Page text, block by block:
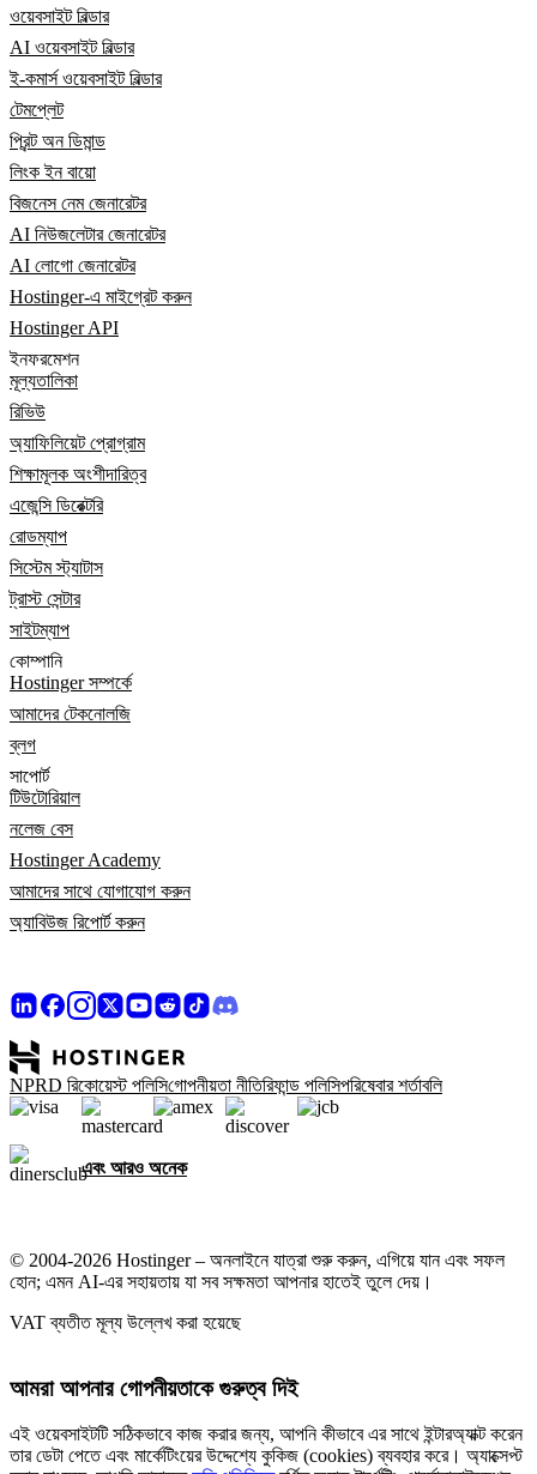
ওয়েবসাইট বিল্ডার
AI ওয়েবসাইট বিল্ডার
ই-কমার্স ওয়েবসাইট বিল্ডার
টেমপ্লেট
প্রিন্ট অন ডিমান্ড
লিংক ইন বায়ো
বিজনেস নেম জেনারেটর
AI নিউজলেটার জেনারেটর
AI লোগো জেনারেটর
Hostinger-এ মাইগ্রেট করুন
Hostinger API
ইনফরমেশন
মূল্যতালিকা
রিভিউ
অ্যাফিলিয়েট প্রোগ্রাম
শিক্ষামূলক অংশীদারিত্ব
এজেন্সি ডিরেক্টরি
রোডম্যাপ
সিস্টেম স্ট্যাটাস
ট্রাস্ট সেন্টার
সাইটম্যাপ
কোম্পানি
Hostinger সম্পর্কে
আমাদের টেকনোলজি
ব্লগ
সাপোর্ট
টিউটোরিয়াল
নলেজ বেস
Hostinger Academy
আমাদের সাথে যোগাযোগ করুন
অ্যাবিউজ রিপোর্ট করুন
NPRD রিকোয়েস্ট পলিসিগোপনীয়তা নীতিরিফান্ড পলিসিপরিষেবার শর্তাবলি
এবং আরও অনেক
© 2004-2026 Hostinger – অনলাইনে যাত্রা শুরু করুন, এগিয়ে যান এবং সফল
হোন; এমন AI-এর সহায়তায় যা সব সক্ষমতা আপনার হাতেই তুলে দেয়।
VAT ব্যতীত মূল্য উল্লেখ করা হয়েছে
আমরা আপনার গোপনীয়তাকে গুরুত্ব দিই
এই ওয়েবসাইটটি সঠিকভাবে কাজ করার জন্য, আপনি কীভাবে এর সাথে ইন্টারঅ্যাক্ট করেন
তার ডেটা পেতে এবং মার্কেটিংয়ের উদ্দেশ্যে কুকিজ (cookies) ব্যবহার করে। অ্যাক্সেপ্ট